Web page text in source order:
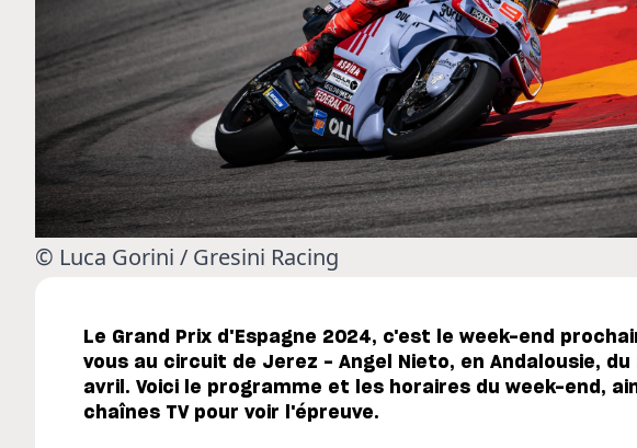
© Luca Gorini / Gresini Racing
Le Grand Prix d'Espagne 2024, c'est le week-end
vous au circuit de Jerez - Angel Nieto, en Andalousie, du
avril. Voici le programme et les horaires du week-end,
chaînes TV pour voir l'épreuve.